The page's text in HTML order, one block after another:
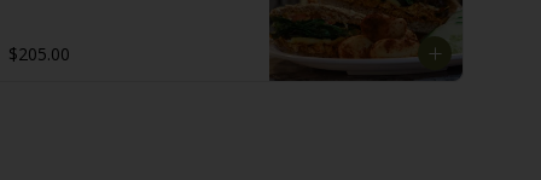
$205.00